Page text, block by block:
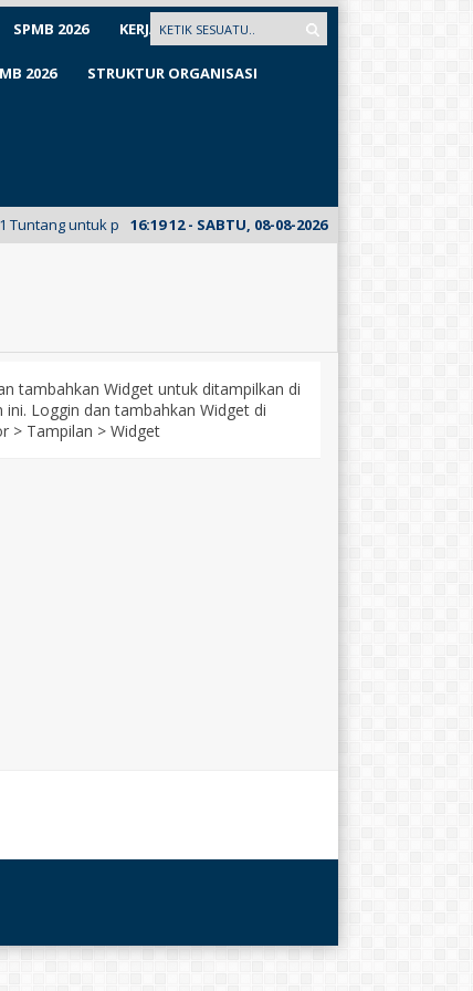
SPMB 2026 KERJASAMA
2026 STRUKTUR ORGANISASI
16:1912- SABTU, 08-08-2026
untuk pertama kalinya meluncurkan E-Mading dari kelas XII
tambahkan Widget untuk ditampilkan di
ini. Loggin dan tambahkan Widget di
> Tampilan > Widget